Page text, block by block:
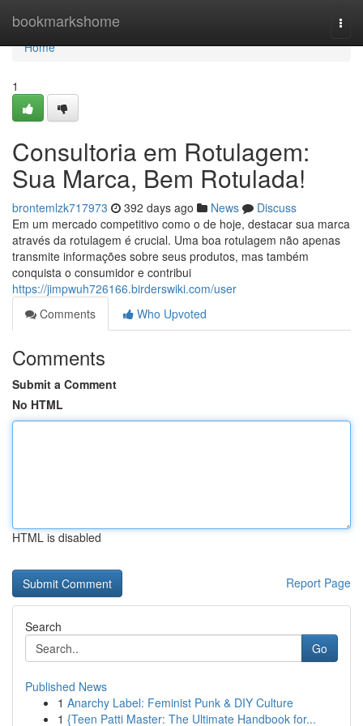
bookmarkshome
Home
Home
1
Consultoria em Rotulagem:
Sua Marca, Bem Rotulada!
brontemlzk717973 392 days ago News
Discuss
Em um mercado competitivo como o de hoje, destacar sua marca
através da rotulagem é crucial. Uma boa rotulagem não apenas
transmite informações sobre seus produtos, mas também
conquista o consumidor e contribui
https://jimpwuh726166.birderswiki.com/user
Comments
Who Upvoted
Comments
Submit a Comment
No HTML
HTML is disabled
Report Page
Search
Go
Published News
1 Anarchy Label: Feminist Punk & DIY Culture
1 {Teen Patti Master: The Ultimate Handbook for...